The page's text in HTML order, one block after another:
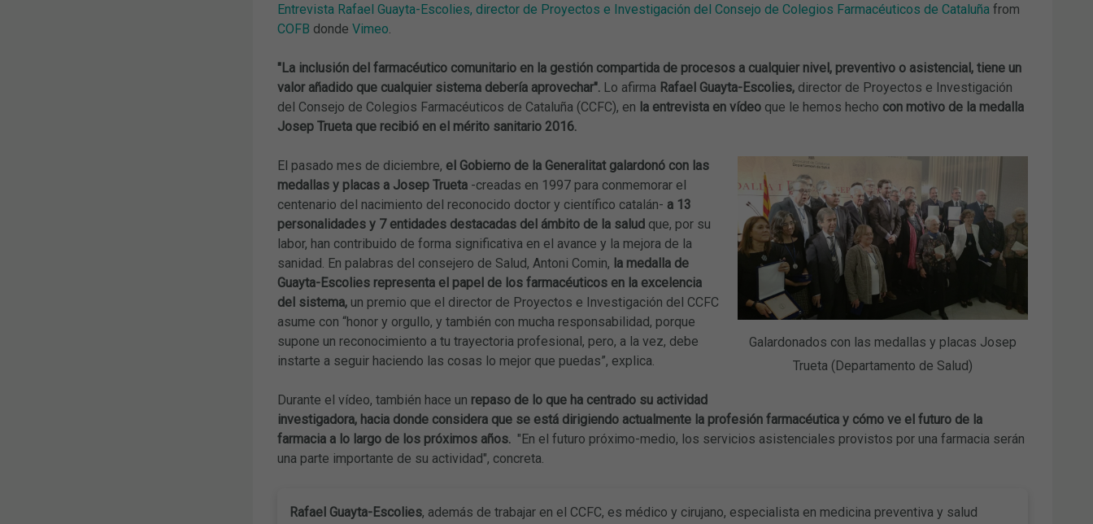
Entrevista Rafael Guayta-Escolies, director de Proyectos e Investigación del Consejo de Colegios Farmacéuticos de Cataluñafrom
COFB donde Vimeo.
"La inclusión del farmacéutico comunitario en la gestión compartida de procesos a cualquier nivel, preventivo o asistencial, tiene un
valor añadido que cualquier sistema debería aprovechar".Lo afirma Rafael Guayta-Escolies,director de Proyectos e Investigación
del Consejo de Colegios Farmacéuticos de Cataluña (CCFC), en la entrevista en vídeoque le hemos hecho con motivo de la medalla
Josep Trueta que recibió en el mérito sanitario 2016.
Galardonados con las medallas y placas Josep
Trueta (Departamento de Salud)
El pasado mes de diciembre, el Gobierno de la Generalitat galardonó con las
medallas y placas a Josep Trueta-creadas en 1997 para conmemorar el
centenario del nacimiento del reconocido doctor y científico catalán- a 13
personalidades y 7 entidades destacadas del ámbito de la saludque, por su
labor, han contribuido de forma significativa en el avance y la mejora de la
sanidad. En palabras del consejero de Salud, Antoni Comin, la medalla de
Guayta-Escolies representa el papel de los farmacéuticos en la excelencia
del sistema,un premio que el director de Proyectos e Investigación del CCFC
asume con “honor y orgullo, y también con mucha responsabilidad, porque
supone un reconocimiento a tu trayectoria profesional, pero, a la vez, debe
instarte a seguir haciendo las cosas lo mejor que puedas”, explica.
Durante el vídeo, también hace un repaso de lo que ha centrado su actividad
investigadora, hacia donde considera que se está dirigiendo actualmente la profesión farmacéutica y cómo ve el futuro de la
farmacia a lo largo de los próximos años."En el futuro próximo-medio, los servicios asistenciales provistos por una farmacia serán
una parte importante de su actividad", concreta.
Rafael Guayta-Escolies, además de trabajar en el CCFC, es médico y cirujano, especialista en medicina preventiva y salud